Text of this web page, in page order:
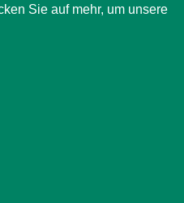
Sie auf mehr, um unsere